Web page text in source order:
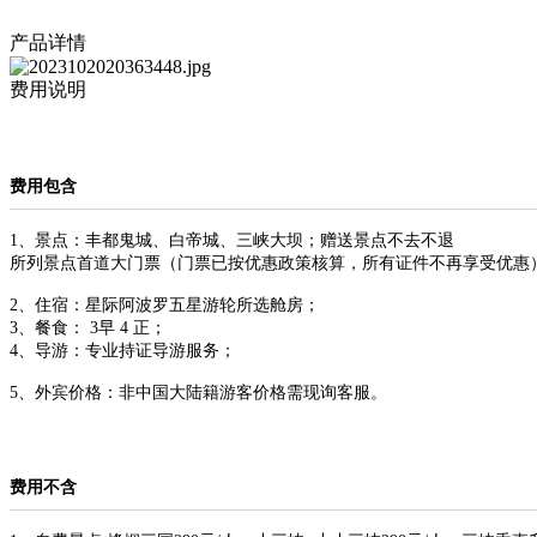
产品详情
费用说明
费用包含
1、景点：丰都鬼城、白帝城、三峡大坝；赠送景点不去不退
所列景点首道大门票（门票已按优惠政策核算，所有证件不再享受优惠
2、住宿：星际阿波罗五星游轮所选舱房；
3、餐食： 3早 4 正；
4、导游：专业持证导游服务；
5、外宾价格：非中国大陆籍游客价格需现询客服。
费用不含